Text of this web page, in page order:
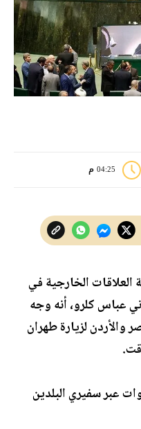
04:25 م
الخارجية في
عباس كلرو، أنه وجه
لزيارة طهران
عبر سفيري البلدين